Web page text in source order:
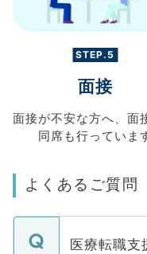
STEP.5
面接
面接が不安な方へ、 面
同席も行っていま
よくあるご質問
医療転職支